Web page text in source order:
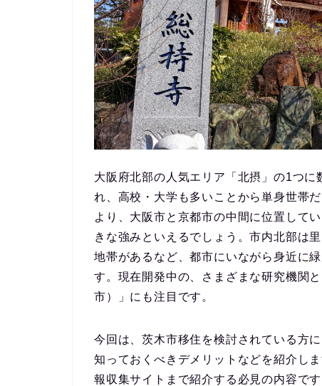
大阪府北部の人気エリア「北摂」の1つに
れ、高校・大学も多い ことから単身世帯
より、 大阪市と京都市の中間に位置して
きな強みといえるでしょう。市内北部は
地帯があるなど、都市にいながら身近に
す。現在開発中の、さまざまな研究機関
市）」にも注目です。
今回は、茨木市移住を検討されている方に
知っておくべき デメリット などを紹介し
報収集サイト まで紹介する必見の内容です